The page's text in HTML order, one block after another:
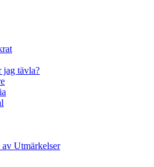
jag tävla?
av Utmärkelser